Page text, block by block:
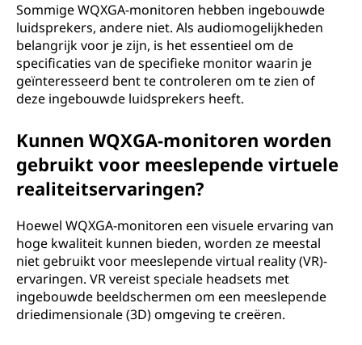
Sommige WQXGA-monitoren hebben ingebouwde
luidsprekers, andere niet. Als audiomogelijkheden
belangrijk voor je zijn, is het essentieel om de
specificaties van de specifieke monitor waarin je
geïnteresseerd bent te controleren om te zien of
deze ingebouwde luidsprekers heeft.
Kunnen WQXGA-monitoren worden
gebruikt voor meeslepende virtuele
realiteitservaringen?
Hoewel WQXGA-monitoren een visuele ervaring van
hoge kwaliteit kunnen bieden, worden ze meestal
niet gebruikt voor meeslepende virtual reality (VR)-
ervaringen. VR vereist speciale headsets met
ingebouwde beeldschermen om een meeslepende
driedimensionale (3D) omgeving te creëren.